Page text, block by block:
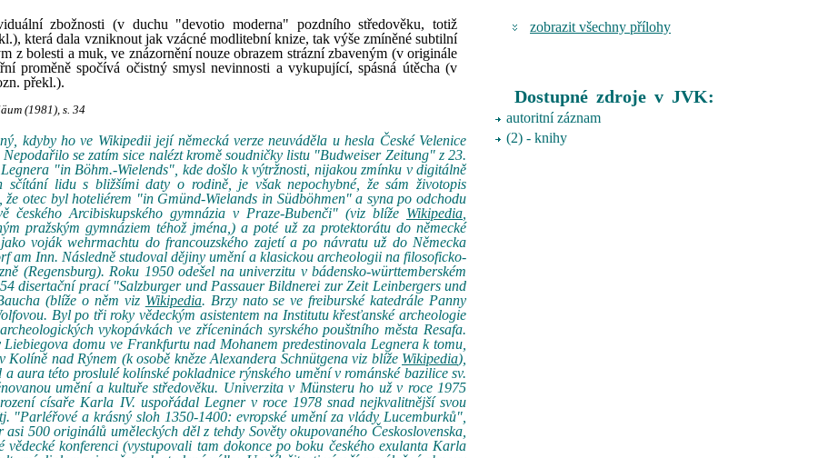
zbožnosti (v duchu "devotio moderna" pozdního středověku, totiž
která dala vzniknout jak vzácné modlitební knize, tak výše zmíněné subtilní
z bolesti a muk, ve znázornění nouze obrazem strázní zbaveným (v originále
proměně spočívá očistný smysl nevinnosti a vykupující, spásná útěcha (v
překl.).
(1981), s. 34
kdyby ho ve Wikipedii její německá verze neuváděla u hesla České Velenice
se zatím sice nalézt kromě soudničky listu "Budweiser Zeitung" z 23.
"in Böhm.-Wielends", kde došlo k výtržnosti, nijakou zmínku v digitálně
sčítání lidu s bližšími daty o rodině, je však nepochybné, že sám životopis
otec byl hoteliérem "in Gmünd-Wielands in Südböhmen" a syna po odchodu
Arcibiskupského gymnázia v Praze-Bubenči" (viz blíže Wikipedia
pražským gymnáziem téhož jména,) a poté už za protektorátu do německé
voják wehrmachtu do francouzského zajetí a po návratu už do Německa
am Inn. Následně studoval dějiny umění a klasickou archeologii na filosoficko-
(Regensburg). Roku 1950 odešel na univerzitu v bádensko-württemberském
disertační prací "Salzburger und Passauer Bildnerei zur Zeit Leinbergers und
(blíže o něm viz Wikipedia. Brzy nato se ve freiburské katedrále Panny
Byl po tři roky vědeckým asistentem na Institutu křesťanské archeologie
vykopávkách ve zříceninách syrského pouštního města Resafa.
domu ve Frankfurtu nad Mohanem predestinovala Legnera k tomu,
nad Rýnem (k osobě kněze Alexandera Schnütgena viz blíže Wikipedia),
aura této proslulé kolínské pokladnice rýnského umění v románské bazilice sv.
umění a kultuře středověku. Univerzita v Münsteru ho už v roce 1975
císaře Karla IV. uspořádal Legner v roce 1978 snad nejkvalitnější svou
a krásný sloh 1350-1400: evropské umění za vlády Lucemburků",
500 originálů uměleckých děl z tehdy Sověty okupovaného Československa,
konferenci (vystupovali tam dokonce po boku českého exulanta Karla
zobrazit všechny přílohy
Dostupné zdroje v JVK:
autoritní záznam
(2) - knihy